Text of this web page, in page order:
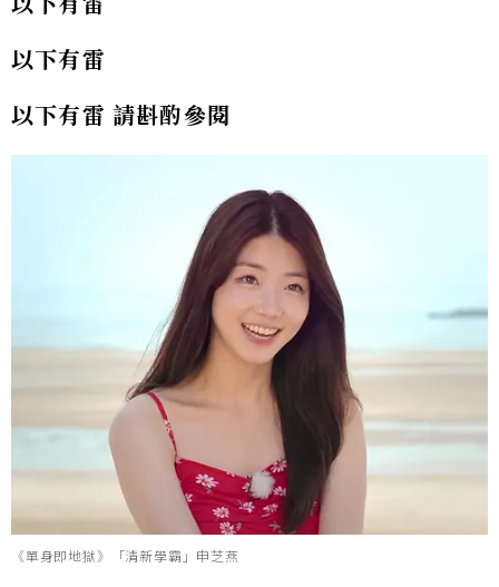
以下有雷
以下有雷 請斟酌參閱
《單身即地獄》「清新學霸」申芝燕